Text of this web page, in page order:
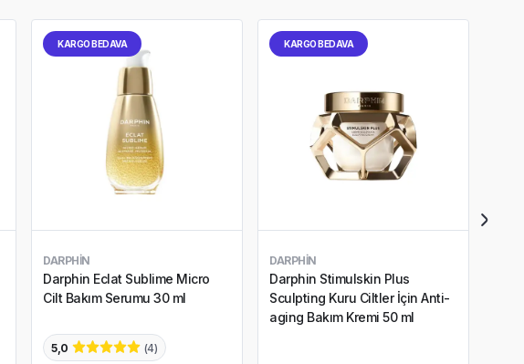
KARGO BEDAVA
DARPHIN
Darphin Eclat Sublime Micro
Cilt Bakım Serumu 30 ml
5,0 (4)
KARGO BEDAVA
DARPHIN
Darphin Stimulskin Plus
Sculpting Kuru Ciltler İçin Anti-
aging Bakım Kremi 50 ml